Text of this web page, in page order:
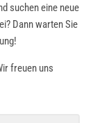
suchen eine neue
Dann warten Sie
freuen uns